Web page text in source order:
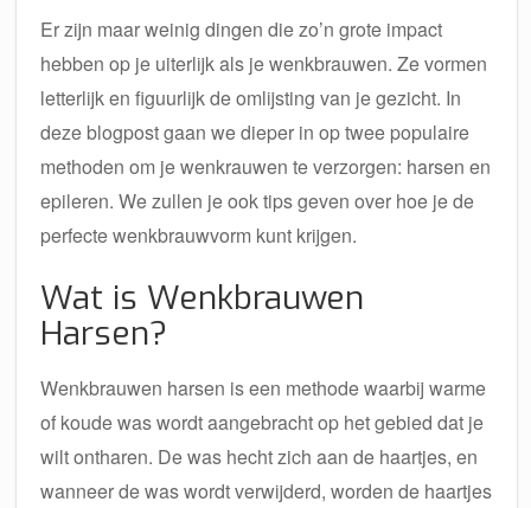
Er zijn maar weinig dingen die zo’n grote impact
hebben op je uiterlijk als je wenkbrauwen. Ze vormen
letterlijk en figuurlijk de omlijsting van je gezicht. In
deze blogpost gaan we dieper in op twee populaire
methoden om je wenkrauwen te verzorgen: harsen en
epileren. We zullen je ook tips geven over hoe je de
perfecte wenkbrauwvorm kunt krijgen.
Wat is Wenkbrauwen
Harsen?
Wenkbrauwen harsen is een methode waarbij warme
of koude was wordt aangebracht op het gebied dat je
wilt ontharen. De was hecht zich aan de haartjes, en
wanneer de was wordt verwijderd, worden de haartjes